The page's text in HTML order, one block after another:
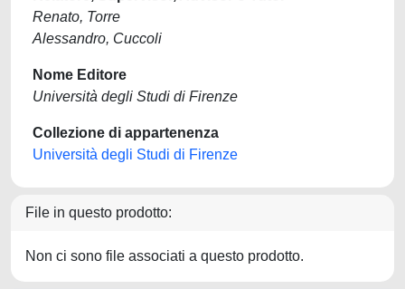
Renato, Torre
Alessandro, Cuccoli
Nome Editore
Università degli Studi di Firenze
Collezione di appartenenza
Università degli Studi di Firenze
File in questo prodotto:
Non ci sono file associati a questo prodotto.